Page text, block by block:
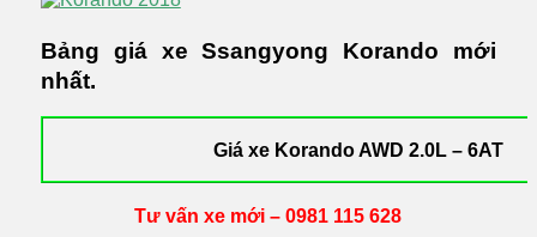
Bảng giá xe Ssangyong Korando mới
nhất.
Giá xe Korando AWD 2.0L – 6AT
Tư vấn xe mới – 0981 115 628